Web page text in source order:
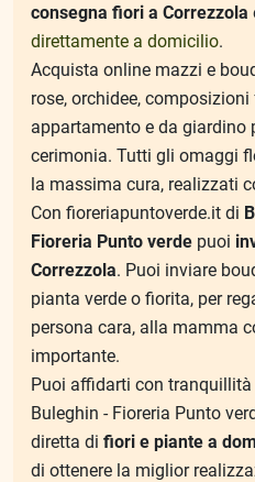
Menu
consegna fiori a Correzzola
direttamente a domicilio.
Acquista online mazzi e
rose, orchidee,
appartamento e da giardino
cerimonia. Tutti gli omaggi
la massima cura, realizzati
Con fioreriapuntoverde.it di
Fioreria Punto verde puoi
Correzzola. Puoi inviare
pianta verde o fiorita, per
persona cara, alla mamma
importante.
Puoi affidarti con
Buleghin - Fioreria Punto
diretta di fiori e piante a
di ottenere la miglior